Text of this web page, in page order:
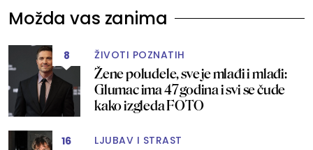
Možda vas zanima
8 ŽIVOTI POZNATIH
Žene poludele, sve je mlađi i mlađi:
Glumac ima 47 godina i svi se čude
kako izgleda FOTO
16 LJUBAV I STRAST